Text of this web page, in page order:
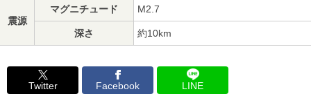
震源
マグニチュード M2.7
深さ 約10km
Twitter Facebook LINE